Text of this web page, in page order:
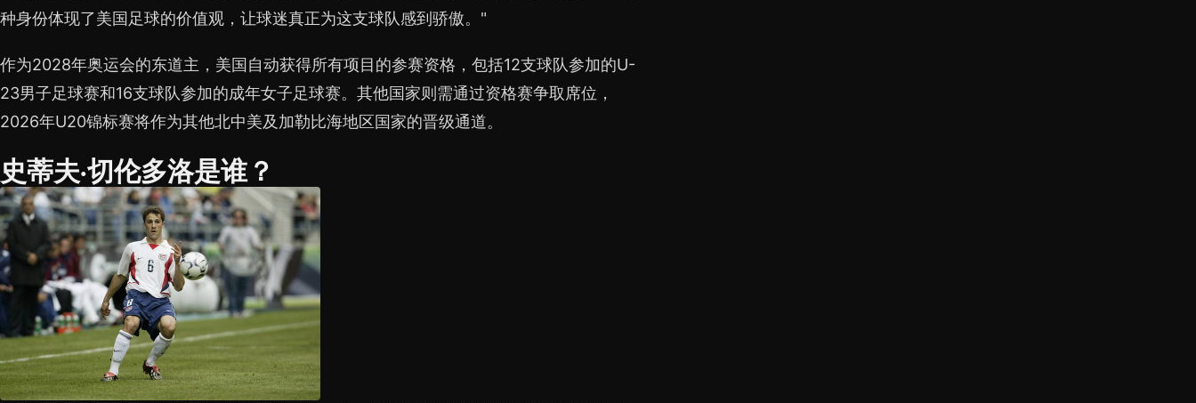
种身份体现了美国足球的价值观，让球迷真正为这支球队感到骄傲。"
作为2028年奥运会的东道主，美国自动获得所有项目的参赛资格，包括12支球队参加的U-
23男子足球赛和16支球队参加的成年女子足球赛。其他国家则需通过资格赛争取席位，
2026年U20锦标赛将作为其他北中美及加勒比海地区国家的晋级通道。
史蒂夫·切伦多洛是谁？